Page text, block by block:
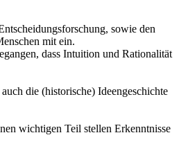
sowie den
mit ein.
dass Intuition und Rationalität
die (historische) Ideengeschichte
wichtigen Teil stellen Erkenntnisse